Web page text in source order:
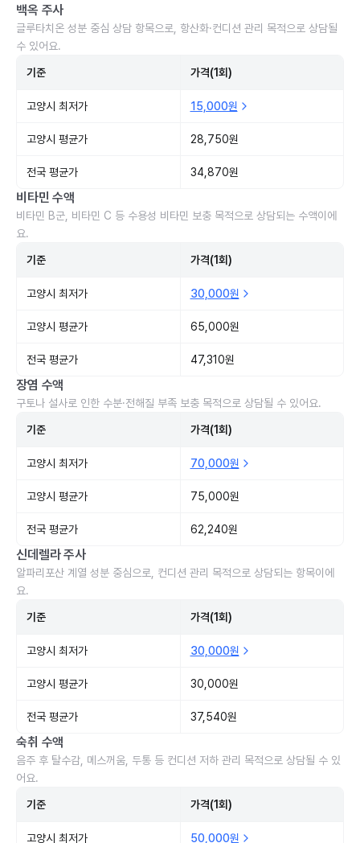
백옥 주사
글루타치온 성분 중심 상담 항목으로, 항산화·컨디션 관리 목적으로 상담될
수 있어요.
기준 가격(1회)
고양시 최저가 15,000원
고양시 평균가 28,750원
전국 평균가 34,870원
비타민 수액
비타민 B군, 비타민 C 등 수용성 비타민 보충 목적으로 상담되는 수액이에
요.
기준 가격(1회)
고양시 최저가 30,000원
고양시 평균가 65,000원
전국 평균가 47,310원
장염 수액
구토나 설사로 인한 수분·전해질 부족 보충 목적으로 상담될 수 있어요.
기준 가격(1회)
고양시 최저가 70,000원
고양시 평균가 75,000원
전국 평균가 62,240원
신데렐라 주사
알파리포산 계열 성분 중심으로, 컨디션 관리 목적으로 상담되는 항목이에
요.
기준 가격(1회)
고양시 최저가 30,000원
고양시 평균가 30,000원
전국 평균가 37,540원
숙취 수액
음주 후 탈수감, 메스꺼움, 두통 등 컨디션 저하 관리 목적으로 상담될 수 있
어요.
기준 가격(1회)
고양시 최저가 50,000원